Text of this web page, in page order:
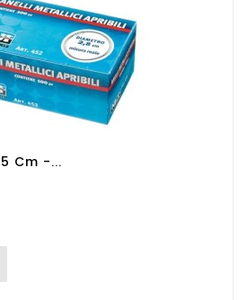
Cm -...